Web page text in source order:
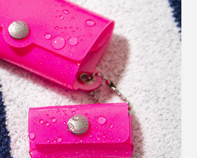
キーケース
気分を盛り上げるだけでなく、秋
相性です。コートや防寒具など重
の中に、一点の高揚感を与えてく